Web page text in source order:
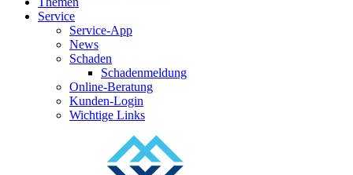
Service
Service-App
News
Schaden
Schadenmeldung
Online-Beratung
Kunden-Login
Wichtige Links